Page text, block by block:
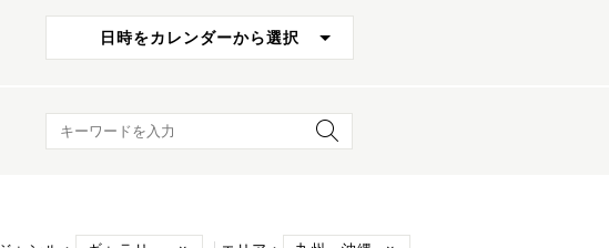
日時をカレンダーから選択
キーワード検索